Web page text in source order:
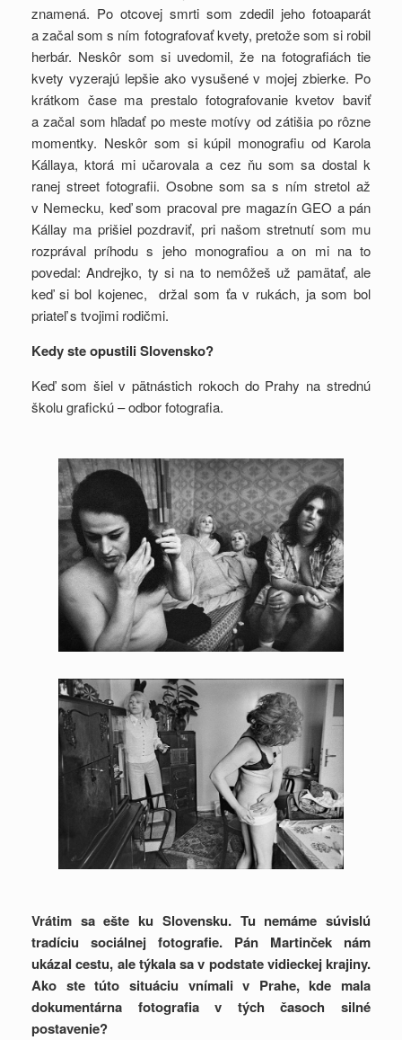
znamená. Po otcovej smrti som zdedil jeho fotoaparát
a začal som s ním fotografovať kvety, pretože som si robil
herbár. Neskôr som si uvedomil, že na fotografiách tie
kvety vyzerajú lepšie ako vysušené v mojej zbierke. Po
krátkom čase ma prestalo fotografovanie kvetov baviť
a začal som hľadať po meste motívy od zátišia po rôzne
momentky. Neskôr som si kúpil monografiu od Karola
Kállaya, ktorá mi učarovala a cez ňu som sa dostal k
ranej street fotografii. Osobne som sa s ním stretol až
v Nemecku, keď som pracoval pre magazín GEO a pán
Kállay ma prišiel pozdraviť, pri našom stretnutí som mu
rozprával príhodu s jeho monografiou a on mi na to
povedal: Andrejko, ty si na to nemôžeš už pamätať, ale
keď si bol kojenec, držal som ťa v rukách, ja som bol
priateľ s tvojimi rodičmi.
Kedy ste opustili Slovensko?
Keď som šiel v pätnástich rokoch do Prahy na strednú
školu grafickú – odbor fotografia.
Vrátim sa ešte ku Slovensku. Tu nemáme súvislú
tradíciu sociálnej fotografie. Pán Martinček nám
ukázal cestu, ale týkala sa v podstate vidieckej krajiny.
Ako ste túto situáciu vnímali v Prahe, kde mala
dokumentárna fotografia v tých časoch silné
postavenie?